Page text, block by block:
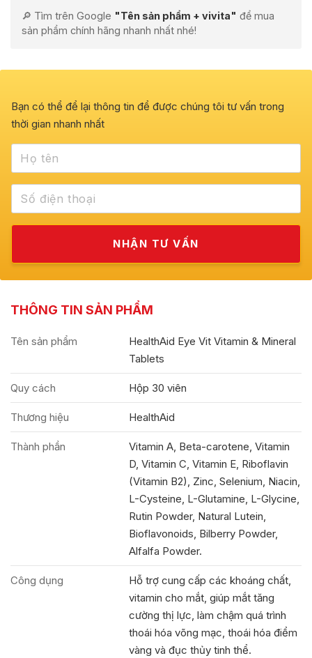
🔎 Tìm trên Google "Tên sản phẩm + vivita" để mua
sản phẩm chính hãng nhanh nhất nhé!
Bạn có thể để lại thông tin để được chúng tôi tư vấn trong
thời gian nhanh nhất
THÔNG TIN SẢN PHẨM
Tên sản phẩm
HealthAid Eye Vit Vitamin & Mineral
Tablets
Quy cách Hộp 30 viên
Thương hiệu HealthAid
Thành phần
Vitamin A, Beta-carotene, Vitamin
D, Vitamin C, Vitamin E, Riboflavin
(Vitamin B2), Zinc, Selenium, Niacin,
L-Cysteine, L-Glutamine, L-Glycine,
Rutin Powder, Natural Lutein,
Bioflavonoids, Bilberry Powder,
Alfalfa Powder.
Công dụng
Hỗ trợ cung cấp các khoáng chất,
vitamin cho mắt, giúp mắt tăng
cường thị lực, làm chậm quá trình
thoái hóa võng mạc, thoái hóa điểm
vàng và đục thủy tinh thể.